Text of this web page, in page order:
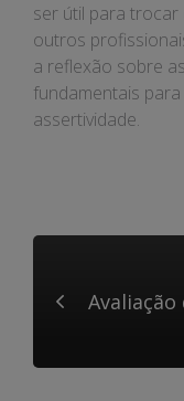
ser útil para
outros
a reflexão sobre
fundamentais
assertividade.